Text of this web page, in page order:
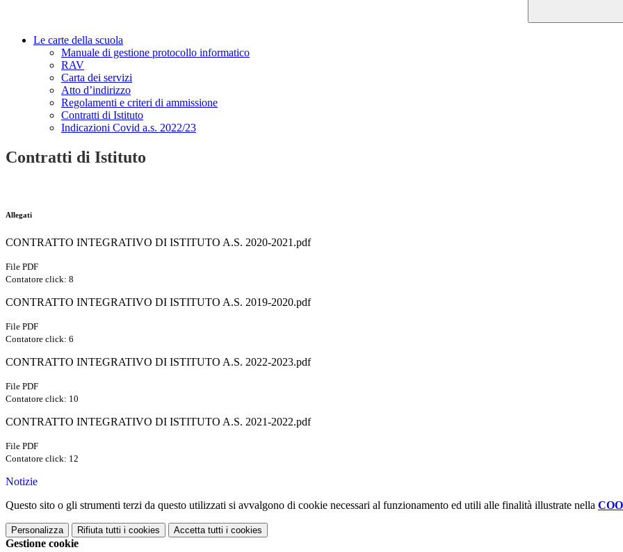
Le carte della scuola
Manuale di gestione protocollo informatico
RAV
Carta dei servizi
Atto d’indirizzo
Regolamenti e criteri di ammissione
Contratti di Istituto
Indicazioni Covid a.s. 2022/23
Contratti di Istituto
Allegati
CONTRATTO INTEGRATIVO DI ISTITUTO A.S. 2020-2021.pdf
File PDF
Contatore click: 8
CONTRATTO INTEGRATIVO DI ISTITUTO A.S. 2019-2020.pdf
File PDF
Contatore click: 6
CONTRATTO INTEGRATIVO DI ISTITUTO A.S. 2022-2023.pdf
File PDF
Contatore click: 10
CONTRATTO INTEGRATIVO DI ISTITUTO A.S. 2021-2022.pdf
File PDF
Contatore click: 12
Notizie
Questo sito o gli strumenti terzi da questo utilizzati si avvalgono di cookie necessari al funzionamento ed utili alle finalità illustrate nella
Personalizza Rifiuta tutti i cookies Accetta tutti i cookies
Gestione cookie